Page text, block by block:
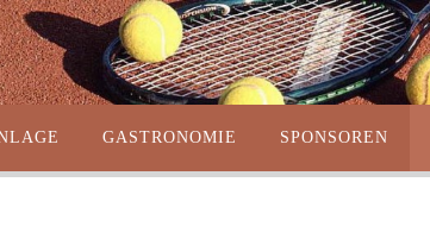
GASTRONOMIE SPONSOREN